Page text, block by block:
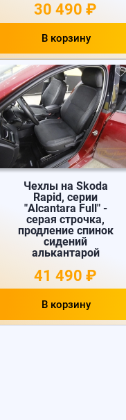
30 490 ₽
В корзину
Чехлы на Skoda
Rapid, серии
"Alcantara Full" -
серая строчка,
продление спинок
сидений
алькантарой
41 490 ₽
В корзину